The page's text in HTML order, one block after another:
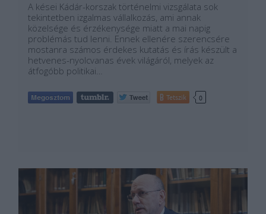
A kései Kádár-korszak történelmi vizsgálata sok
tekintetben izgalmas vállalkozás, ami annak
közelsége és érzékenysége miatt a mai napig
problémás tud lenni. Ennek ellenére szerencsére
mostanra számos érdekes kutatás és írás készült a
hetvenes-nyolcvanas évek világáról, melyek az
átfogóbb politikai…
Tetszik 0